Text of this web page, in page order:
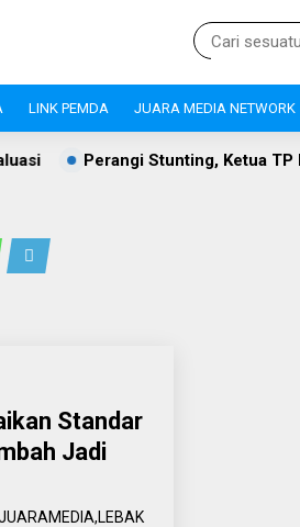
LINK PEMDA JUARA MEDIA NETWORK
Ketua TP PKK Lebak
Standar
Jadi